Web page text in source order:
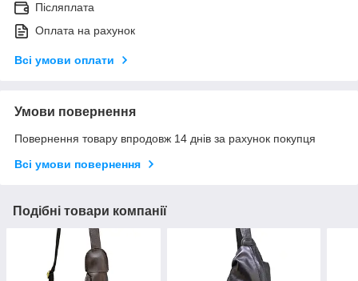
Післяплата
Оплата на рахунок
Всі умови оплати
Умови повернення
Повернення товару впродовж 14 днів за рахунок покупця
Всі умови повернення
Подібні товари компанії